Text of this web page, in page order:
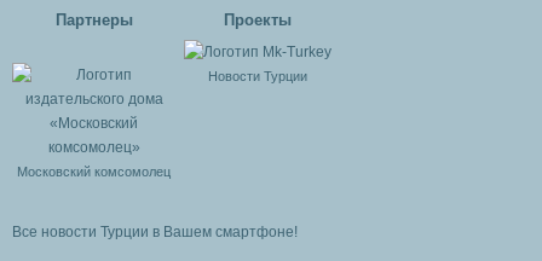
Партнеры
Московский комсомолец
Проекты
Новости Турции
Все новости Турции в Вашем смартфоне!